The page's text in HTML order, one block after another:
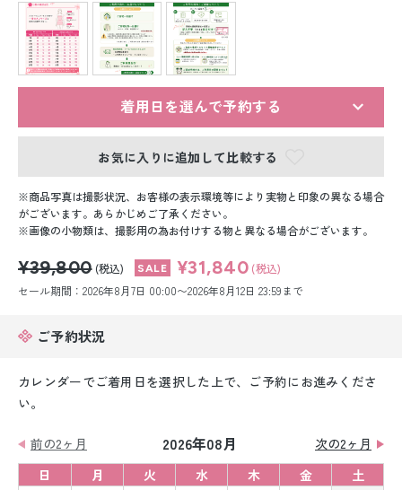
留袖レンタル
男性礼装レンタル
白無垢&紋付袴レンタル
引き振袖レンタル
小物販売品
着用日を選んで予約する
お気に入りに追加して比較する
商品写真は撮影状況、お客様の表示環境等により実物と印象の異なる場合
がございます。あらかじめご了承ください。
画像の小物類は、撮影用の為お付けする物と異なる場合がございます。
¥39,800 (税込) ¥31,840 (税込)
セール期間：2026年8月7日 00:00〜2026年8月12日 23:59まで
ご予約状況
カレンダーでご着用日を選択した上で、ご予約にお進みくださ
い。
前の2ヶ月 2026年08月
次の2ヶ月
日
月 火 水 木 金 土